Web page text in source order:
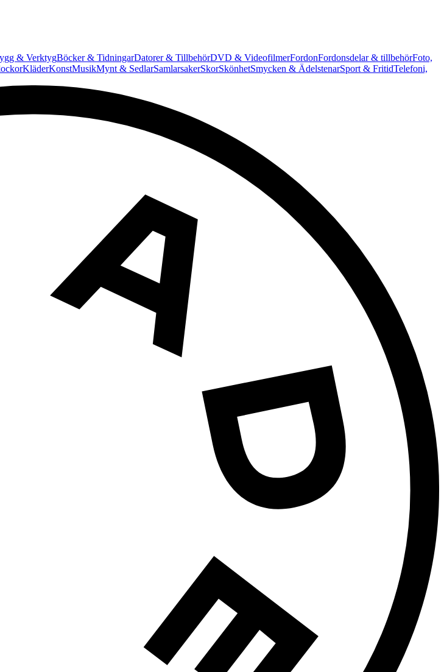
& VerktygBöcker & TidningarDatorer & TillbehörDVD & VideofilmerFordonFordonsdelar & tillbehörFoto,
KläderKonstMusikMynt & SedlarSamlarsakerSkorSkönhetSmycken & ÄdelstenarSport & FritidTelefoni,